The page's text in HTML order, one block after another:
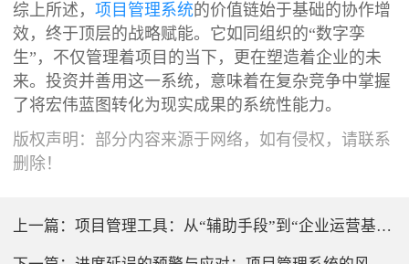
综上所述，项目管理系统的价值链始于基础的协作增
效，终于顶层的战略赋能。它如同组织的“数字孪
生”，不仅管理着项目的当下，更在塑造着企业的未
来。投资并善用这一系统，意味着在复杂竞争中掌握
了将宏伟蓝图转化为现实成果的系统性能力。
版权声明：部分内容来源于网络，如有侵权，请联系
删除！
上一篇：项目管理工具：从“辅助手段”到“企业运营基础设施”的跃迁